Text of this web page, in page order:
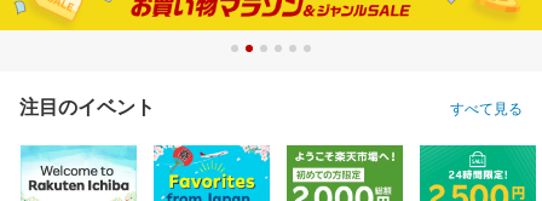
注目のイベント すべて見る